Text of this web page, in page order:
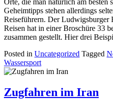
Orte, die man natürlich am besten
Geheimtipps stehen allerdings
Reiseführern. Der Ludwigsburger
Reisen hat in einer Broschüre 33
zusammen gestellt. Hier drei
Posted in Uncategorized Tagged
Wassersport
Zugfahren im Iran